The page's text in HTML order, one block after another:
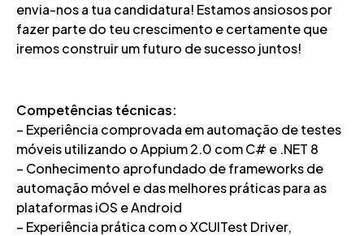
envia-nos a tua candidatura! Estamos ansiosos por
fazer parte do teu crescimento e certamente que
iremos construir um futuro de sucesso juntos!
Competências técnicas:
– Experiência comprovada em automação de testes
móveis utilizando o Appium 2.0 com C# e .NET 8
– Conhecimento aprofundado de frameworks de
automação móvel e das melhores práticas para as
plataformas iOS e Android
– Experiência prática com o XCUITest Driver,